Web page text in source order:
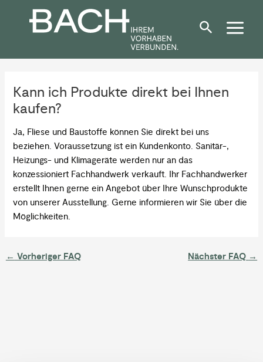
springen
Kann ich Produkte direkt bei Ihnen
kaufen?
Ja, Fliese und Baustoffe können Sie direkt bei uns
beziehen. Voraussetzung ist ein Kundenkonto. Sanitär-,
Heizungs- und Klimageräte werden nur an das
konzessioniert Fachhandwerk verkauft. Ihr Fachhandwerker
erstellt Ihnen gerne ein Angebot über Ihre Wunschprodukte
von unserer Ausstellung. Gerne informieren wir Sie über die
Möglichkeiten.
navigation
← Vorheriger FAQ Nächster FAQ →